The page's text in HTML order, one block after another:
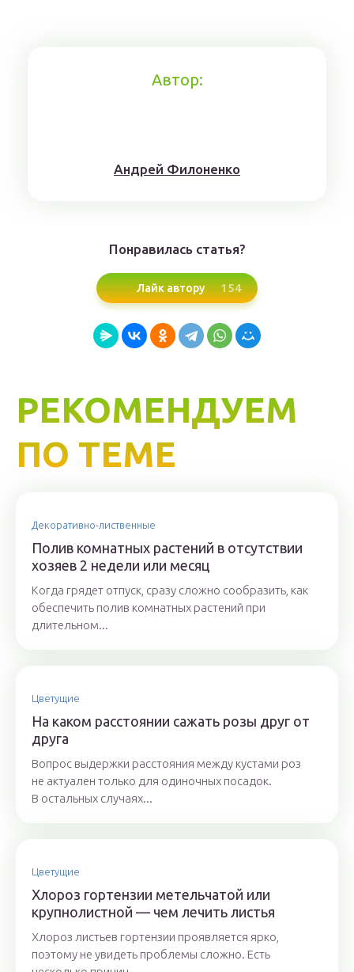
Автор:
Aндрeй Филoнeнкo
Понравилась статья?
Лайк автору 154
РЕКОМЕНДУЕМ
ПО ТЕМЕ
Декоративно-лиственные
Полив комнатных растений в отсутствии
хозяев 2 недели или месяц
Когда грядет отпуск, сразу сложно сообразить, как
обеспечить полив комнатных растений при
длительном...
Цветущие
На каком расстоянии сажать розы друг от
друга
Вопрос выдержки расстояния между кустами роз
не актуален только для одиночных посадок.
В остальных случаях...
Цветущие
Хлороз гортензии метельчатой или
крупнолистной — чем лечить листья
Хлороз листьев гортензии проявляется ярко,
поэтому не увидеть проблемы сложно. Есть